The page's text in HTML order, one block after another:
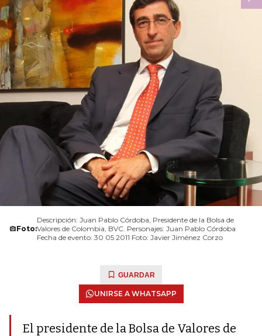
Foto:
Descripción: Juan Pablo Córdoba, Presidente de la Bolsa de
Valores de Colombia, BVC. Personajes: Juan Pablo Córdoba
Fecha de evento: 30 05 2011 Foto: Javier Jiménez Corzo
GUARDAR
UNIRSE A WHATSAPP
El presidente de la Bolsa de Valores de